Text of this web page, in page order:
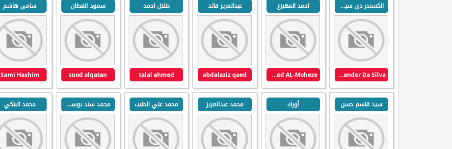
الكسندر دي سيلفا
Alexander Da Silva
احمد المهيزع
Ahmed AL-Moheze
عبدالعزيز قائد
abdalaziz qaed
طلال احمد
talal ahmed
سعود القطان
suod alqatan
سامي هاشم
Sami Hashim
سيد قاسم حسن أورك محمد عبدالعزيز محمد علي الطيب محمد سند بوسنود محمد البنكي